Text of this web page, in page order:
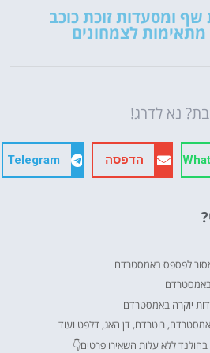
ומסעדות זוכת כוכב
לצמחונים
נא לדרג!
הדפסה Telegram
לפספס באמסטרדם
יוקרה באמסטרדם
רוטרדם, דן האג, דלפט ועוד
ללא עלות השאירו פרטים👇